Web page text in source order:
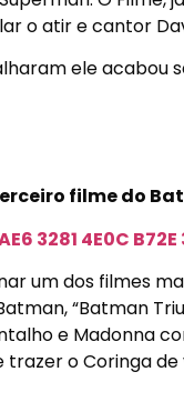
o atir e cantor
ele acabou
filme do
um dos filmes
“Batman
e Madonna
trazer o Coringa